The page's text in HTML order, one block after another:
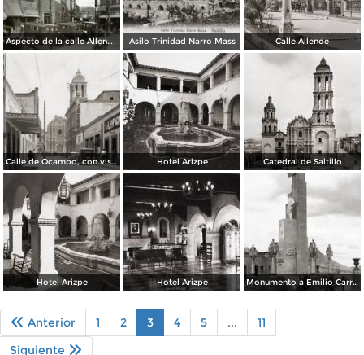
Aspecto de la calle Allende. Asilo Trinidad Narro Mass Calle Allende
Calle de Ocampo, con vista a la Catedral Hotel Arizpe Catedral de Saltillo
Hotel Arizpe Hotel Arizpe Monumento a Emilio Carranza
Anterior 1 2 3 4 5 ...
11
Siguiente